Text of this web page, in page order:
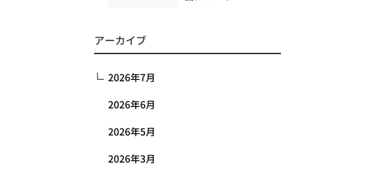
アーカイブ
2026年7月
2026年6月
2026年5月
2026年3月